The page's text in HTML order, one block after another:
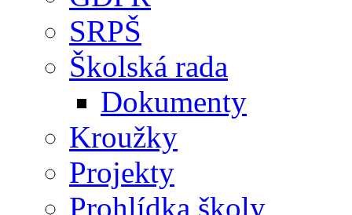
SRPŠ
Školská rada
Dokumenty
Kroužky
Projekty
Prohlídka školy